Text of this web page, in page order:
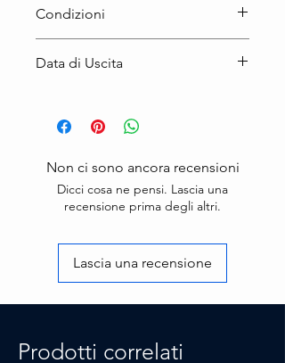
Condizioni
Prodotto Nuovo
Data di Uscita
Non ci sono ancora recensioni
Dicci cosa ne pensi. Lascia una
recensione prima degli altri.
Lascia una recensione
Prodotti correlati